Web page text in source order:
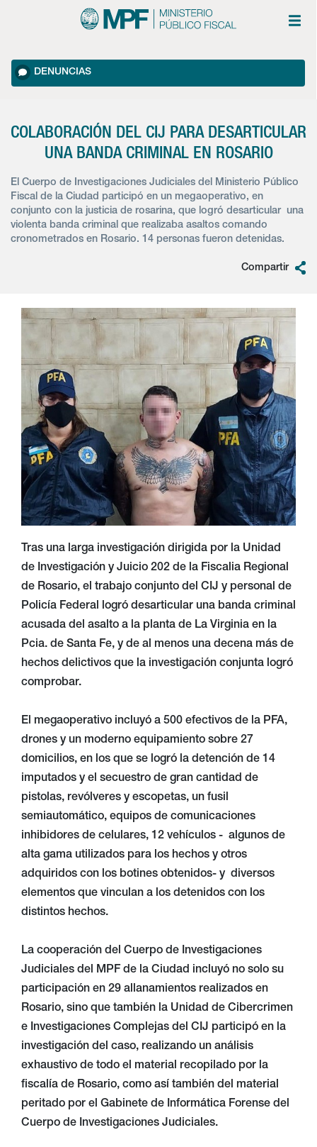
DENUNCIAS
COLABORACIÓN DEL CIJ PARA DESARTICULAR
UNA BANDA CRIMINAL EN ROSARIO
El Cuerpo de Investigaciones Judiciales del Ministerio Público
Fiscal de la Ciudad participó en un megaoperativo, en
conjunto con la justicia de rosarina, que logró desarticular una
violenta banda criminal que realizaba asaltos comando
cronometrados en Rosario. 14 personas fueron detenidas.
Compartir
Tras una larga investigación dirigida por la Unidad
de Investigación y Juicio 202 de la Fiscalia Regional
de Rosario, el trabajo conjunto del CIJ y personal de
Policía Federal logró desarticular una banda criminal
acusada del asalto a la planta de La Virginia en la
Pcia. de Santa Fe, y de al menos una decena más de
hechos delictivos que la investigación conjunta logró
comprobar.
El megaoperativo incluyó a 500 efectivos de la PFA,
drones y un moderno equipamiento sobre 27
domicilios, en los que se logró la detención de 14
imputados y el secuestro de gran cantidad de
pistolas, revólveres y escopetas, un fusil
semiautomático, equipos de comunicaciones
inhibidores de celulares, 12 vehículos - algunos de
alta gama utilizados para los hechos y otros
adquiridos con los botines obtenidos- y diversos
elementos que vinculan a los detenidos con los
distintos hechos.
La cooperación del Cuerpo de Investigaciones
Judiciales del MPF de la Ciudad incluyó no solo su
participación en 29 allanamientos realizados en
Rosario, sino que también la Unidad de Cibercrimen
e Investigaciones Complejas del CIJ participó en la
investigación del caso, realizando un análisis
exhaustivo de todo el material recopilado por la
fiscalía de Rosario, como así también del material
peritado por el Gabinete de Informática Forense del
Cuerpo de Investigaciones Judiciales.